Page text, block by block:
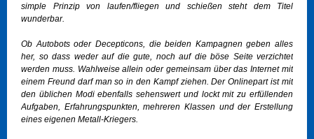
simple Prinzip von laufen/fliegen und schießen steht dem Titel
wunderbar.
ObAutobotsoder Decepticons, die beiden Kampagnen geben alles
her, so dass weder auf die gute, noch auf die böse Seite verzichtet
werden muss. Wahlweise allein oder gemeinsam über das Internet mit
einem Freund darf man so in den Kampf ziehen. Der Onlinepart ist mit
den üblichen Modi ebenfalls sehenswert und lockt mit zu erfüllenden
Aufgaben, Erfahrungspunkten, mehreren Klassen und der Erstellung
eines eigenen Metall-Kriegers.